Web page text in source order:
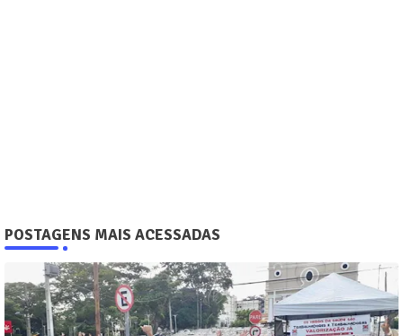
POSTAGENS MAIS ACESSADAS